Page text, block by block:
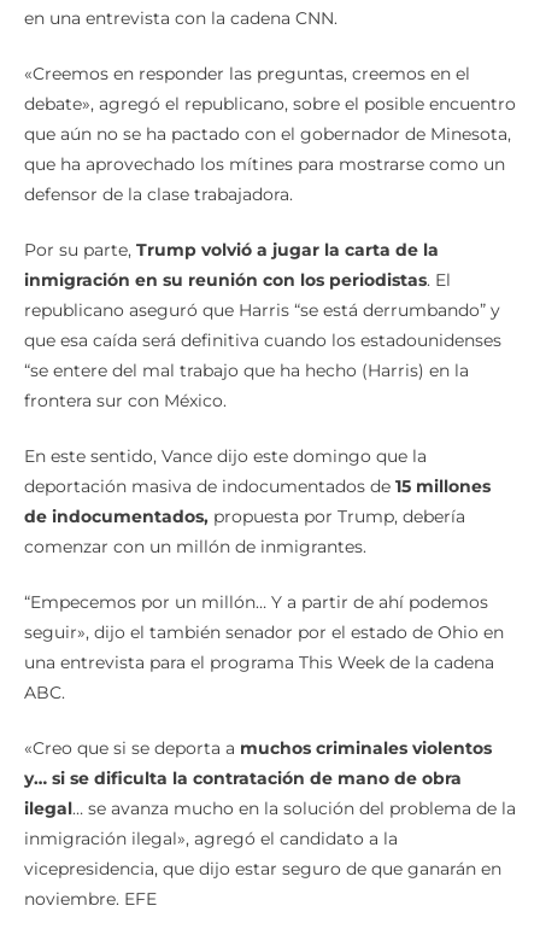
en una entrevista con la cadena CNN.
«Creemos en responder las preguntas, creemos en el
debate», agregó el republicano, sobre el posible encuentro
que aún no se ha pactado con el gobernador de Minesota,
que ha aprovechado los mítines para mostrarse como un
defensor de la clase trabajadora.
Por su parte, Trump volvió a jugar la carta de la
inmigración en su reunión con los periodistas. El
republicano aseguró que Harris “se está derrumbando” y
que esa caída será definitiva cuando los estadounidenses
“se entere del mal trabajo que ha hecho (Harris) en la
frontera sur con México.
En este sentido, Vance dijo este domingo que la
deportación masiva de indocumentados de 15 millones
de indocumentados, propuesta por Trump, debería
comenzar con un millón de inmigrantes.
“Empecemos por un millón… Y a partir de ahí podemos
seguir», dijo el también senador por el estado de Ohio en
una entrevista para el programa This Week de la cadena
ABC.
«Creo que si se deporta a muchos criminales violentos
y… si se dificulta la contratación de mano de obra
ilegal… se avanza mucho en la solución del problema de la
inmigración ilegal», agregó el candidato a la
vicepresidencia, que dijo estar seguro de que ganarán en
noviembre. EFE